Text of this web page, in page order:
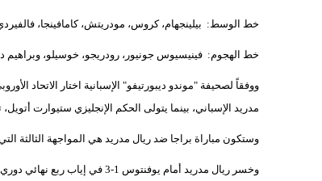
خط الوسط: بيلينجهام، كروس، مودريتش، كامافينجا،
خط الهجوم: فينيسيوس جونيور، رودريجو، خوسيلو، وبراهيم
ووفقاً لصحيفة "موندو ديبورتيفو" الإسبانية اختار الاتحاد
مدريد الإسباني، بينما يتولى الحكم الإنجليزي ستيوارت أتويل،
وستكون مباراة براجا ضد ريال مدريد هي المواجهة الثالثة
وخسر ريال مدريد أمام يوفنتوس 1-3 في إياب ربع نهائي دوري أبطال أوروبا موسم 2017-18، بعدها فاز على آينتراخت 2-0 في كأس السوبر الأوروبي 2022.